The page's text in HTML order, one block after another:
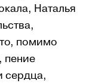
Наталья
помимо
пение
сердца,